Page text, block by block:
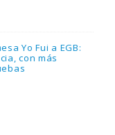
Yo Fui a EGB:
con más